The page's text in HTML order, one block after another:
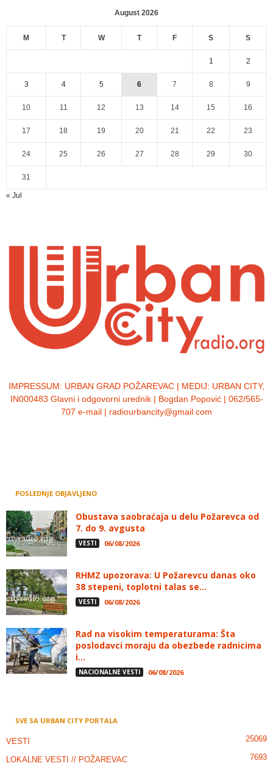
August 2026
M T W T F S S
1 2
3 4 5 6 7 8 9
10 11 12 13 14 15 16
17 18 19 20 21 22 23
24 25 26 27 28 29 30
31
« Jul
IMPRESSUM: URBAN GRAD POŽAREVAC | MEDIJ: URBAN CITY,
IN000483 Glavni i odgovorni urednik | Bogdan Popović | 062/565-
707 e-mail | radiourbancity@gmail.com
POSLEDNJE OBJAVLJENO
Obustava saobraćaja u delu Požarevca od
7. do 9. avgusta
VESTI 06/08/2026
RHMZ upozorava: U Požarevcu danas oko
38 stepeni, toplotni talas se...
VESTI 06/08/2026
Rad na visokim temperaturama: Šta
poslodavci moraju da obezbede radnicima
i...
NACIONALNE VESTI 06/08/2026
SVE SA URBAN CITY PORTALA
VESTI 25069
LOKALNE VESTI // POŽAREVAC 7693